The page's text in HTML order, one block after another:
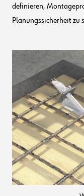
definieren,
Planungssicherheit zu